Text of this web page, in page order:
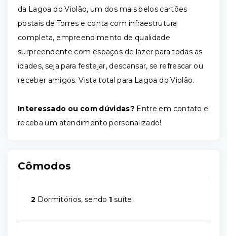
da Lagoa do Violão, um dos mais belos cartões
postais de Torres e conta com infraestrutura
completa, empreendimento de qualidade
surpreendente com espaços de lazer para todas as
idades, seja para festejar, descansar, se refrescar ou
receber amigos. Vista total para Lagoa do Violão.
Interessado ou com dúvidas? Entre em contato e
receba um atendimento personalizado!
Cômodos
2 Dormitórios, sendo 1 suíte